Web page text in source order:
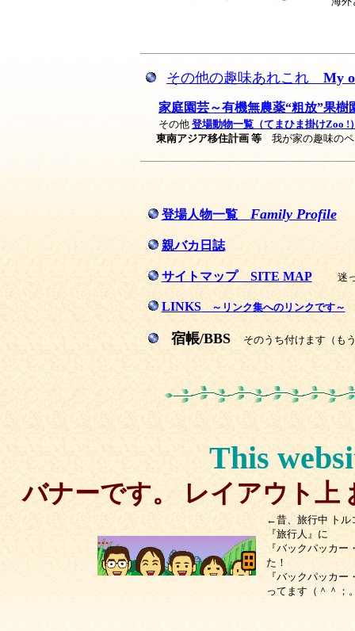
その他の趣味あれこれ My
家庭園芸～有機無農薬“粗放”果樹
その他 登場動物一覧（てまひま掛けZoo !
東南アジア移住計画 等 我が家の趣味の
登場人物一覧 Family Profile
親バカ日誌
サイトマップ SITE MAP 迷
LINKS～リンク集へのリンクです～
宿帳/BBS そのうち付けます（も
This
バナーです。 レイアウト上
←昔、旅行中 トル
『旅行人』に
『バックパッカー
た！
『バックパッカ
ってます（＾＾；